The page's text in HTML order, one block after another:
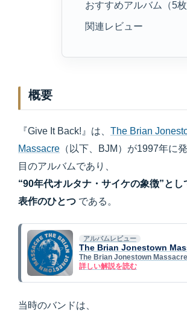
おすすめアルバム（5枚
関連レビュー
概要
『Give It Back!』は、 The Brian
Massacre （以下、BJM）が1997年に
目のアルバムであり、
“90年代オルタナ・サイケの象徴”とし
表作のひとつ である。
アルバムレビュー
The Brian Jonestown
The Brian Jonestown Massacre
詳しい解説を読む
当時のバンドは、